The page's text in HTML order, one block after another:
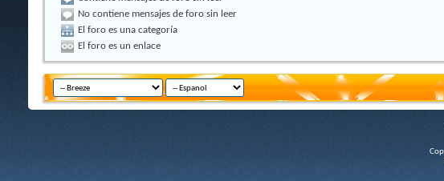
No contiene mensajes de foro sin leer
El foro es una categoría
El foro es un enlace